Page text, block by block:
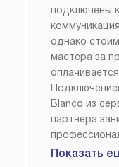
подключены
однако
мастера за
Blanco из
партнера
Наш сервис
Показать